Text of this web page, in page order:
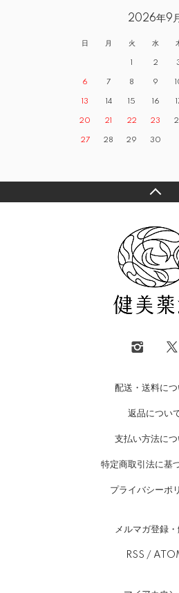
2026年9月
日 月 火 水
1 2
6 7 8 9
13 14 15 16
20 21 22 23
27 28 29 30
配送・送料につ
返品につい
支払い方法につ
特定商取引法に基
プライバシーポ
メルマガ登録
RSS /